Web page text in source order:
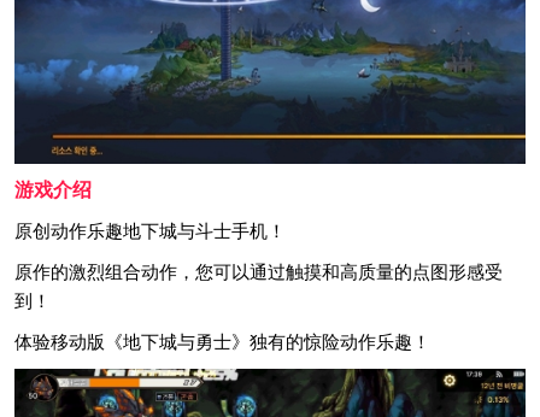
游戏介绍
原创动作乐趣地下城与斗士手机！
原作的激烈组合动作，您可以通过触摸和高质量的点图形感受
到！
体验移动版《地下城与勇士》独有的惊险动作乐趣！